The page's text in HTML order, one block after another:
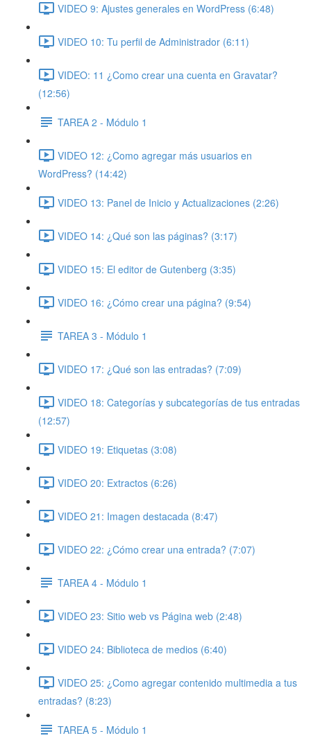
VIDEO 9: Ajustes generales en WordPress (6:48)
VIDEO 10: Tu perfil de Administrador (6:11)
VIDEO: 11 ¿Como crear una cuenta en Gravatar?
(12:56)
TAREA 2 - Módulo 1
VIDEO 12: ¿Como agregar más usuarios en
WordPress? (14:42)
VIDEO 13: Panel de Inicio y Actualizaciones (2:26)
VIDEO 14: ¿Qué son las páginas? (3:17)
VIDEO 15: El editor de Gutenberg (3:35)
VIDEO 16: ¿Cómo crear una página? (9:54)
TAREA 3 - Módulo 1
VIDEO 17: ¿Qué son las entradas? (7:09)
VIDEO 18: Categorías y subcategorías de tus entradas
(12:57)
VIDEO 19: Etiquetas (3:08)
VIDEO 20: Extractos (6:26)
VIDEO 21: Imagen destacada (8:47)
VIDEO 22: ¿Cómo crear una entrada? (7:07)
TAREA 4 - Módulo 1
VIDEO 23: Sitio web vs Página web (2:48)
VIDEO 24: Biblioteca de medios (6:40)
VIDEO 25: ¿Como agregar contenido multimedia a tus
entradas? (8:23)
TAREA 5 - Módulo 1